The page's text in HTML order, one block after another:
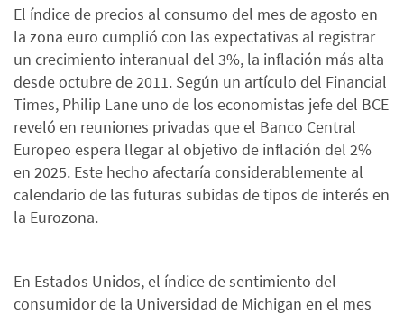
El índice de precios al consumo del mes de agosto en
la zona euro cumplió con las expectativas al registrar
un crecimiento interanual del 3%, la inflación más alta
desde octubre de 2011. Según un artículo del Financial
Times, Philip Lane uno de los economistas jefe del BCE
reveló en reuniones privadas que el Banco Central
Europeo espera llegar al objetivo de inflación del 2%
en 2025. Este hecho afectaría considerablemente al
calendario de las futuras subidas de tipos de interés en
la Eurozona.
En Estados Unidos, el índice de sentimiento del
consumidor de la Universidad de Michigan en el mes